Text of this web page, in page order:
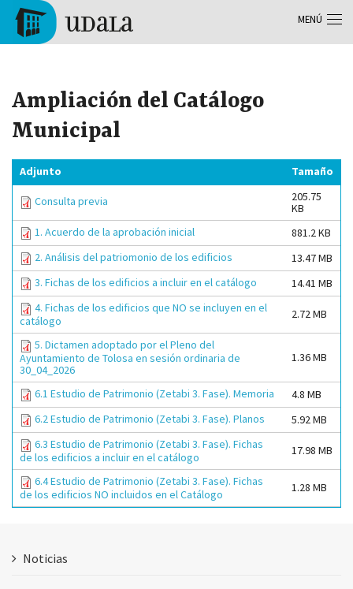
Pasar al contenido principal
Ampliación del Catálogo
Municipal
Adjunto Tamaño
Consulta previa
205.75
KB
1. Acuerdo de la aprobación inicial
881.2 KB
2. Análisis del patriomonio de los edificios
13.47 MB
3. Fichas de los edificios a incluir en el catálogo
14.41 MB
4. Fichas de los edificios que NO se incluyen en el
catálogo
2.72 MB
5. Dictamen adoptado por el Pleno del
Ayuntamiento de Tolosa en sesión ordinaria de
30_04_2026
1.36 MB
6.1 Estudio de Patrimonio (Zetabi 3. Fase). Memoria
4.8 MB
6.2 Estudio de Patrimonio (Zetabi 3. Fase). Planos
5.92 MB
6.3 Estudio de Patrimonio (Zetabi 3. Fase). Fichas
de los edificios a incluir en el catálogo
17.98 MB
6.4 Estudio de Patrimonio (Zetabi 3. Fase). Fichas
de los edificios NO incluidos en el Catálogo
1.28 MB
Noticias
MENÚ